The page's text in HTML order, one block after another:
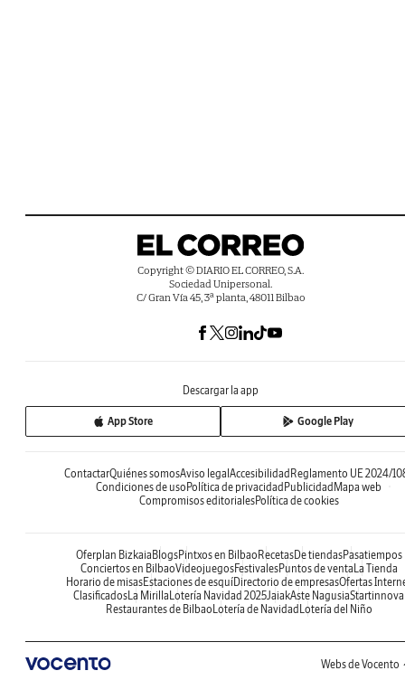
Copyright © DIARIO EL CORREO, S.A.
Sociedad Unipersonal.
C/ Gran Vía 45, 3ª planta, 48011 Bilbao
Descargar la app
App Store Google Play
ContactarQuiénes somosAviso legal Accesibilidad Reglamento UE 2024/
Condiciones de uso Política de privacidad Publicidad Mapa web
Compromisos editorialesPolítica de cookies
Oferplan Bizkaia BlogsPintxos en Bilbao RecetasDe tiendasPasatiempos
Conciertos en BilbaoVideojuegosFestivalesPuntos de venta La Tienda
Horario de misasEstaciones de esquíDirectorio de empresasOfertas
Clasificados La Mirilla Lotería Navidad 2025JaiakAste NagusiaStartinnova
Restaurantes de Bilbao Lotería de Navidad Lotería del Niño
Webs de Vocento